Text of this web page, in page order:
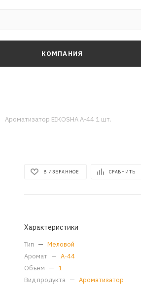
КОМПАНИЯ
Ароматизатор EIKOSHA A-44 1 шт.
В ИЗБРАННОЕ СРАВНИТЬ
Характеристики
Тип — Меловой
Аромат — A-44
Объем — 1
Вид продукта — Ароматизатор